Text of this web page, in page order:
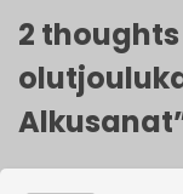
2 thoughts
Alkusanat